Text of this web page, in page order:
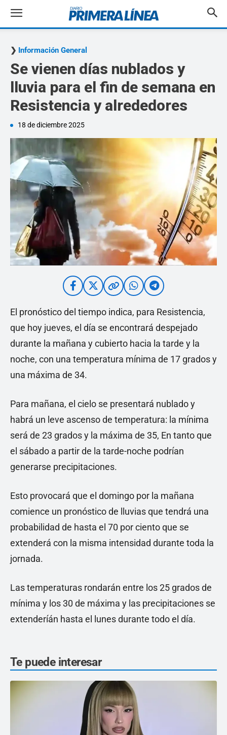
Información General
Se vienen días nublados y
lluvia para el fin de semana en
Resistencia y alrededores
18 de diciembre 2025
El pronóstico del tiempo indica, para Resistencia,
que hoy jueves, el día se encontrará despejado
durante la mañana y cubierto hacia la tarde y la
noche, con una temperatura mínima de 17 grados y
una máxima de 34.
Para mañana, el cielo se presentará nublado y
habrá un leve ascenso de temperatura: la mínima
será de 23 grados y la máxima de 35, En tanto que
el sábado a partir de la tarde-noche podrían
generarse precipitaciones.
Esto provocará que el domingo por la mañana
comience un pronóstico de lluvias que tendrá una
probabilidad de hasta el 70 por ciento que se
extenderá con la misma intensidad durante toda la
jornada.
Las temperaturas rondarán entre los 25 grados de
mínima y los 30 de máxima y las precipitaciones se
extenderíán hasta el lunes durante todo el día.
Te puede interesar